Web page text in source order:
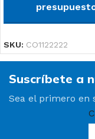
SKU: CO1122222
Suscríbete a
Sea el primero en